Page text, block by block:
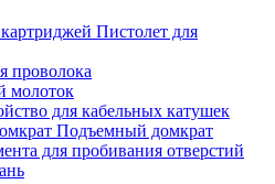
Пистолет для
проволока
молоток
для кабельных катушек
Подъемный домкрат
для пробивания отверстий